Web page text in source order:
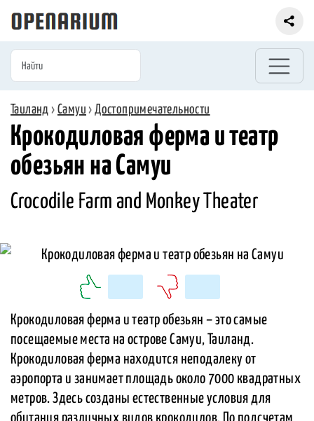
Таиланд ›Самуи ›Достопримечательности
Крокодиловая ферма и театр
обезьян на Самуи
Crocodile Farm and Monkey Theater
Крокодиловая ферма и театр обезьян – это самые
посещаемые места на острове Самуи, Таиланд.
Крокодиловая ферма находится неподалеку от
аэропорта и занимает площадь около 7000 квадратных
метров. Здесь созданы естественные условия для